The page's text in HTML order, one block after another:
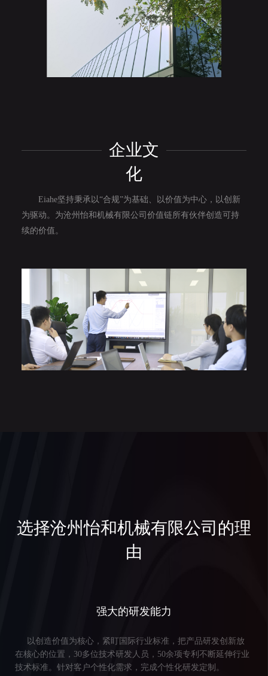
企业文
化
Eiahe坚持秉承以“合规”为基础、以价值为中心，以创新
为驱动。为沧州怡和机械有限公司价值链所有伙伴创造可持
续的价值。
选择沧州怡和机械有限公司的理
由
强大的研发能力
以创造价值为核心，紧盯国际行业标准，把产品研发创新放
在核心的位置，30多位技术研发人员，50余项专利不断延伸行业
技术标准。针对客户个性化需求，完成个性化研发定制。